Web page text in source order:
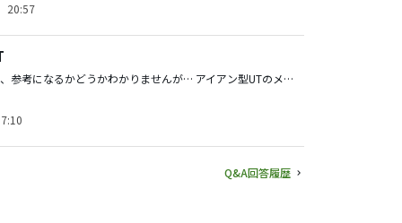
20:57
下手っぴですので、参考になるかどうかわかりませんが… アイアン型UTのメリット ?シャフトが短いのでミート率が上がる。 ?アイアンよりも上がりやすい。 ?ラインが出しやすい。 デメリットは、 ?ヘッドスピードがないと飛ばない。 ?ウッド型に比べて上がりにくい。 となるのではないでしょうか。（他にもあるかもしれませんが…） 私も4UTにブリジストンの101iを入れていたことがありましたが、 その理由は、「4UTをウッド型にすると、5Iとの飛距離差があり過ぎる」から でした。 参考まで…
Q&A回答履歴